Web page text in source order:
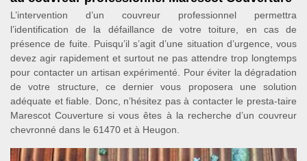
L’intervention d’un couvreur professionnel permettra
l’identification de la défaillance de votre toiture, en cas de
présence de fuite. Puisqu’il s’agit d’une situation d’urgence, vous
devez agir rapidement et surtout ne pas attendre trop longtemps
pour contacter un artisan expérimenté. Pour éviter la dégradation
de votre structure, ce dernier vous proposera une solution
adéquate et fiable. Donc, n’hésitez pas à contacter le presta-taire
Marescot Couverture si vous êtes à la recherche d’un couvreur
chevronné dans le 61470 et à Heugon.